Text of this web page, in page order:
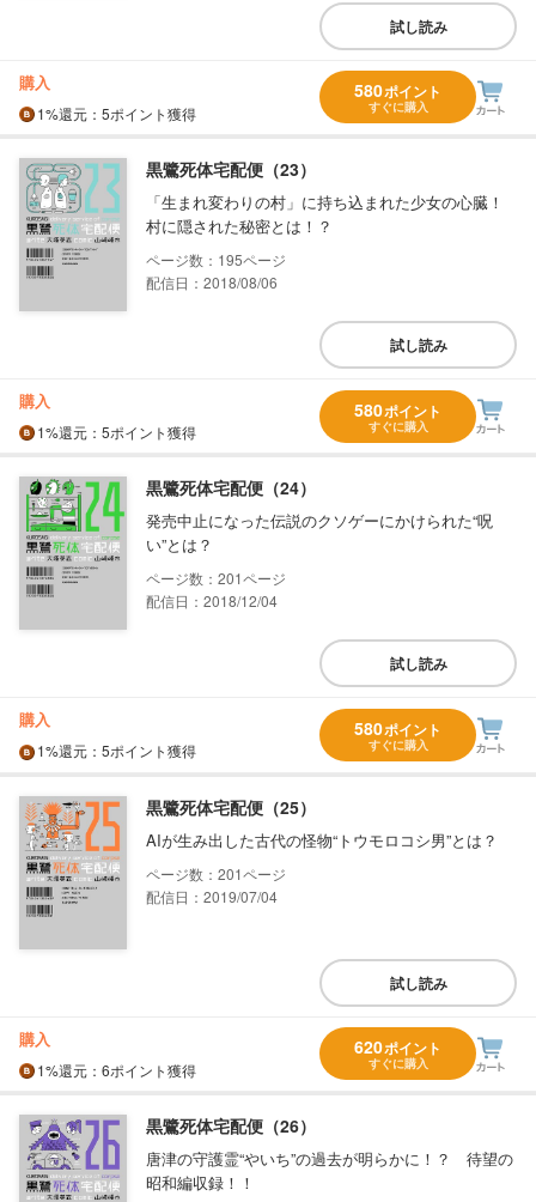
試し読み
購入
1%還元 ：5ポイント獲得
580ポイント
すぐに購入
黒鷺死体宅配便（23）
「生まれ変わりの村」に持ち込まれた少女の心臓！
村に隠された秘密とは！？
195
配信日：2018/08/06
試し読み
購入
1%還元 ：5ポイント獲得
580ポイント
すぐに購入
黒鷺死体宅配便（24）
発売中止になった伝説のクソゲーにかけられた“呪
い”とは？
201
配信日：2018/12/04
試し読み
購入
1%還元 ：5ポイント獲得
580ポイント
すぐに購入
黒鷺死体宅配便（25）
AIが生み出した古代の怪物“トウモロコシ男”とは？
201
配信日：2019/07/04
試し読み
購入
1%還元 ：6ポイント獲得
620ポイント
すぐに購入
黒鷺死体宅配便（26）
唐津の守護霊“やいち”の過去が明らかに！？ 待望の
昭和編収録！！